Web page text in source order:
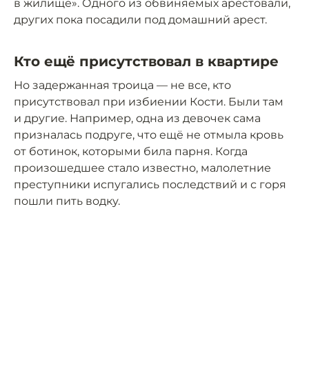
в жилище». Одного из обвиняемых арестовали,
других пока посадили под домашний арест.
Кто ещё присутствовал в квартире
Но задержанная троица — не все, кто
присутствовал при избиении Кости. Были там
и другие. Например, одна из девочек сама
призналась подруге, что ещё не отмыла кровь
от ботинок, которыми била парня. Когда
произошедшее стало известно, малолетние
преступники испугались последствий и с горя
пошли пить водку.